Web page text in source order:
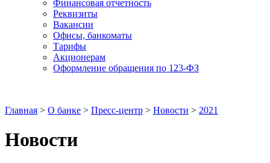
Финансовая отчетность
Реквизиты
Вакансии
Офисы, банкоматы
Тарифы
Акционерам
Оформление обращения по 123-ФЗ
Главная > О банке > Пресс-центр > Новости > 2021
Новости